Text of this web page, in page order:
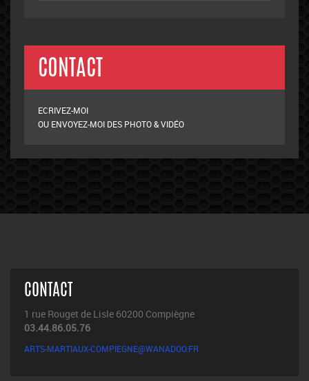
CONTACT
ECRIVEZ-MOI
OU ENVOYEZ-MOI DES PHOTO & VIDÉO
CONTACT
1 rue Rouget de Lisle 60200 Compiègne
03.44.86.05.76
ARTS-MARTIAUX-COMPIEGNE@WANADOO.FR